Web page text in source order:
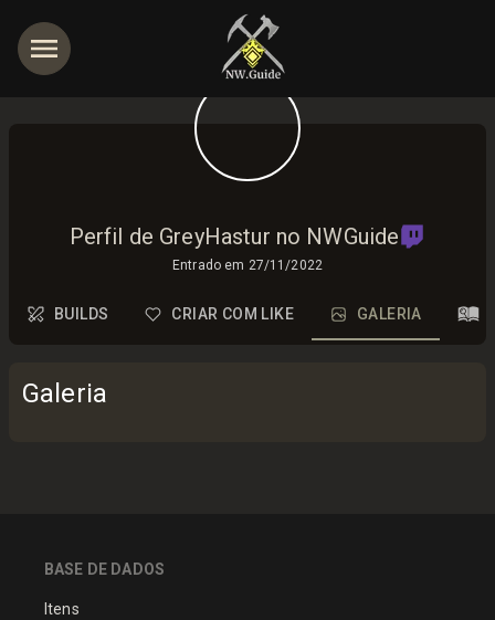
Perfil de GreyHastur no NWGuide
Entrado em 27/11/2022
BUILDS CRIAR COM LIKE GALERIA
Galeria
BASE DE DADOS
Itens